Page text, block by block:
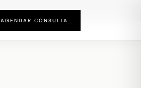
AGENDAR CONSULTA